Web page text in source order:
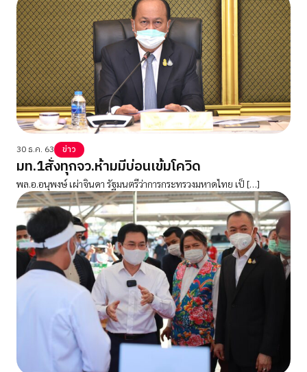
30 ธ.ค. 63 ข่าว
มท.1สั่งทุกจว.ห้ามมีบ่อนเข้มโควิด
พล.อ.อนุพงษ์ เผ่าจินดา รัฐมนตรีว่าการกระทรวงมหาดไทย เป็ […]